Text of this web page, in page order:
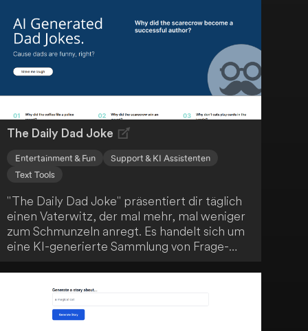
Kreativität, um Bildungs- und
Moralvorstellungen zu vermitteln. Entdecke
von der StoryBooks-Community empfohlene
Geschichten und erkunde das
Geschichtenerzählen in verschiedenen
The Daily Dad Joke
Entertainment & Fun
Support & KI Assistenten
Text Tools
"The Daily Dad Joke" präsentiert dir täglich
einen Vaterwitz, der mal mehr, mal weniger
zum Schmunzeln anregt. Es handelt sich um
eine KI-generierte Sammlung von Frage-
Joke"-Format nachahmen. Die Künstliche
Intelligenz imitiert dabei einen Vater, um dir
jeden Tag aufs Neue humorvolle Momente zu
kreieren.